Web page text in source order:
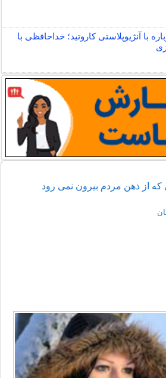
با آنژیوپلاستی کاروتید؛ خداحافظی با